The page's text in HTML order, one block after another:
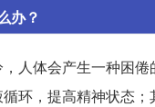
办？
人体会产生一种困
环，提高精神状态